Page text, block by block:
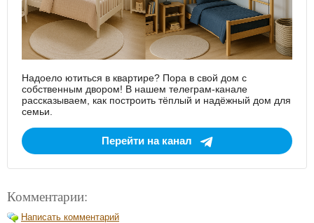
Надоело ютиться в квартире? Пора в свой дом с
собственным двором! В нашем телеграм-канале
рассказываем, как построить тёплый и надёжный дом для
семьи.
Перейти на канал
Комментарии:
Написать комментарий